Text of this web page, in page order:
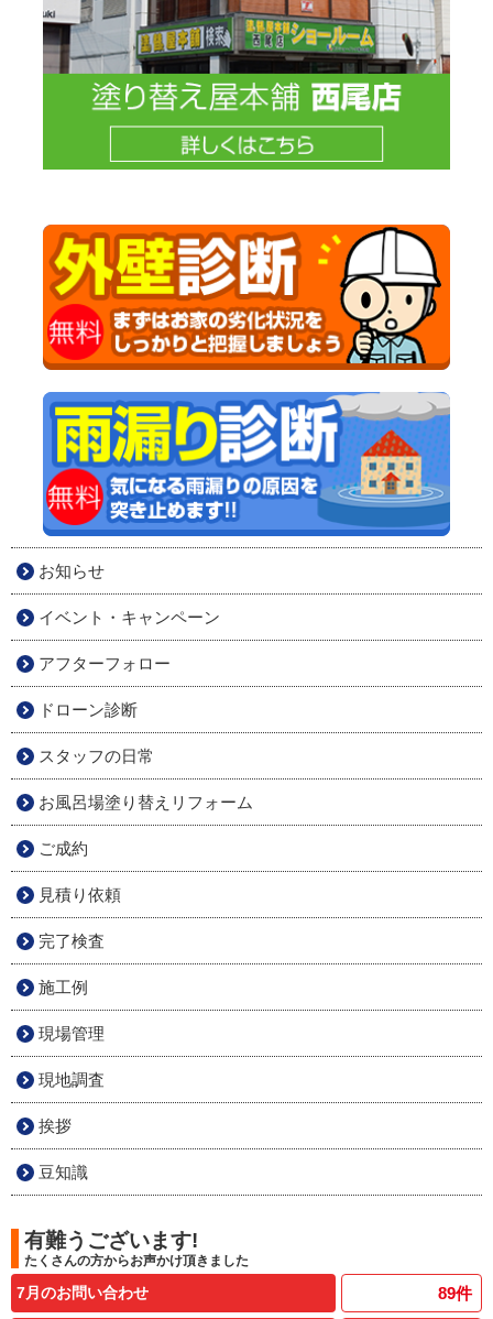
お知らせ
イベント・キャンペーン
アフターフォロー
ドローン診断
スタッフの日常
お風呂場塗り替えリフォーム
ご成約
見積り依頼
完了検査
施工例
現場管理
現地調査
挨拶
豆知識
有難うございます!
たくさんの方からお声かけ頂きました
7月のお問い合わせ 89件